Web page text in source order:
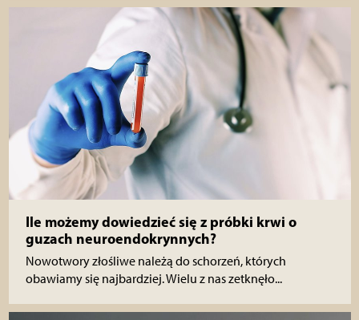
Ile możemy dowiedzieć się z próbki krwi o
guzach neuroendokrynnych?
Nowotwory złośliwe należą do schorzeń, których
obawiamy się najbardziej. Wielu z nas zetknęło...